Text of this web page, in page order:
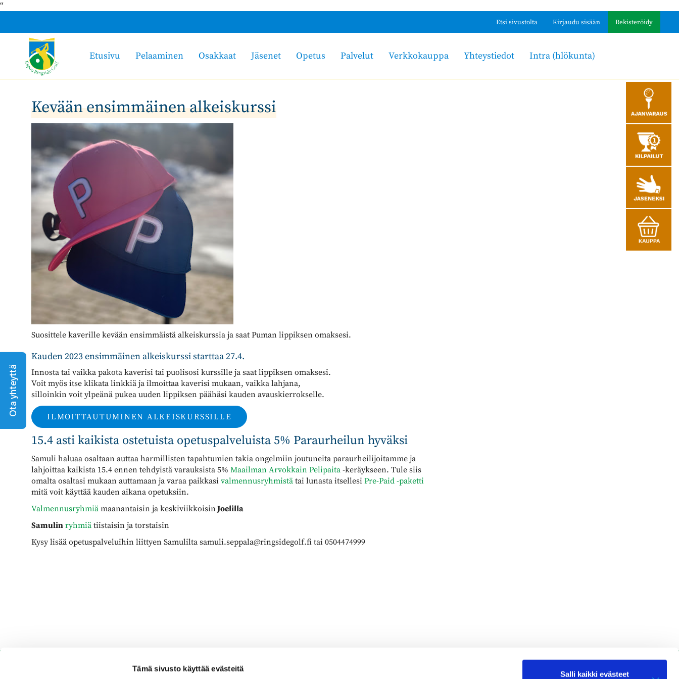
Tämä sivusto käyttää evästeitä
Salli kaikki evästeet
Ota yhteyttä
“
Etsi sivustolta Kirjaudu sisään Rekisteröidy
Etusivu Pelaaminen Osakkaat Jäsenet Opetus Palvelut Verkkokauppa Yhteystiedot Intra (hlökunta)
Kevään ensimmäinen alkeiskurssi
Suosittele kaverille kevään ensimmäistä alkeiskurssia ja saat Puman lippiksen omaksesi.
Kauden 2023 ensimmäinen alkeiskurssi starttaa 27.4.
Innosta tai vaikka pakota kaverisi tai puolisosi kurssille ja saat lippiksen omaksesi.
Voit myös itse klikata linkkiä ja ilmoittaa kaverisi mukaan, vaikka lahjana,
silloinkin voit ylpeänä pukea uuden lippiksen päähäsi kauden avauskierrokselle.
ILMOITTAUTUMINEN ALKEISKURSSILLE
15.4 asti kaikista ostetuista opetuspalveluista 5% Paraurheilun hyväksi
Samuli haluaa osaltaan auttaa harmillisten tapahtumien takia ongelmiin joutuneita paraurheilijoitamme ja
lahjoittaa kaikista 15.4 ennen tehdyistä varauksista 5% Maailman Arvokkain Pelipaita -keräykseen. Tule siis
omalta osaltasi mukaan auttamaan ja varaa paikkasi valmennusryhmistä tai lunasta itsellesi Pre-Paid -paketti
mitä voit käyttää kauden aikana opetuksiin.
Valmennusryhmiä maanantaisin ja keskiviikkoisinJoelilla
Samulin ryhmiä tiistaisin ja torstaisin
Kysy lisää opetuspalveluihin liittyen Samulilta samuli.seppala@ringsidegolf.fi tai 0504474999